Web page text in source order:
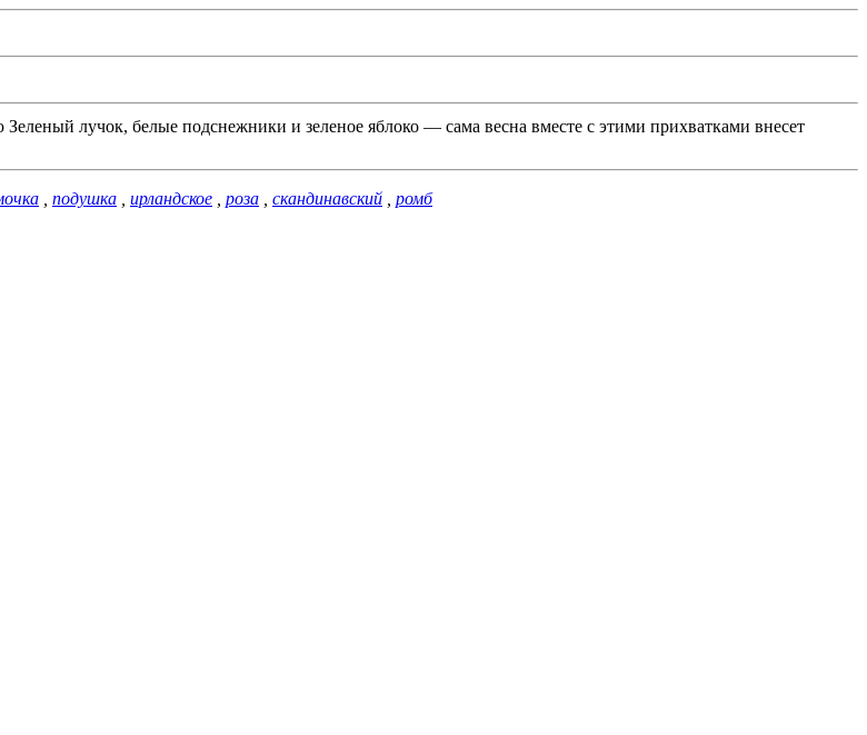
лучок, белые подснежники и зеленое яблоко — сама весна вместе с этими прихватками внесет
подушка ирландское роза скандинавский
ромб